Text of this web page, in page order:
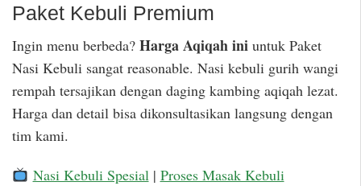
Paket Kebuli Premium
Ingin menu berbeda? Harga Aqiqah ini untuk Paket
Nasi Kebuli sangat reasonable. Nasi kebuli gurih wangi
rempah tersajikan dengan daging kambing aqiqah lezat.
Harga dan detail bisa dikonsultasikan langsung dengan
tim kami.
Nasi Kebuli Spesial| Proses Masak Kebuli